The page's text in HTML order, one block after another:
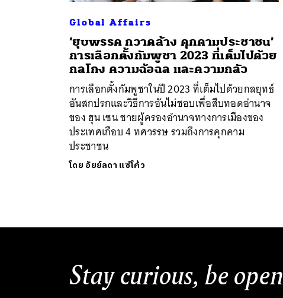
Global Affairs
‘ยุบพรรค กวาดล้าง คุกคามประชาชน’
การเลือกตั้งกัมพูชา 2023 ที่เต็มไปด้วย
กลโกง ความฉ้อฉล และความกลัว
การเลือกตั้งกัมพูชาในปี 2023 ที่เต็มไปด้วยกลยุทธ์
อันสกปรกและวิธีการอันไม่ชอบเพื่อสืบทอดอำนาจ
ของ ฮุน เซน ชายผู้ครองอำนาจทางการเมืองของ
ประเทศเกือบ 4 ทศวรรษ รวมถึงการคุกคาม
ประชาชน
โดย อัยย์ลดา แซ่โค้ว
Stay curious, be open